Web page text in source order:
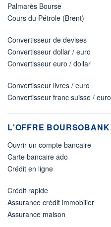
Palmarès Bourse
Cours du Pétrole (Brent)
Convertisseur de devises
Convertisseur dollar / euro
Convertisseur euro / dollar
Convertisseur livres / euro
Convertisseur franc suisse / euro
L'OFFRE BOURSOBANK
Ouvrir un compte bancaire
Carte bancaire ado
Crédit en ligne
Crédit rapide
Assurance crédit immobilier
Assurance maison